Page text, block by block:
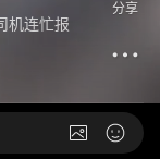
机连忙报
分享